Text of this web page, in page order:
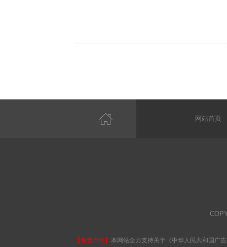
网站首页
【免责声明】 本网站全力支持关于《中华人民共和国广